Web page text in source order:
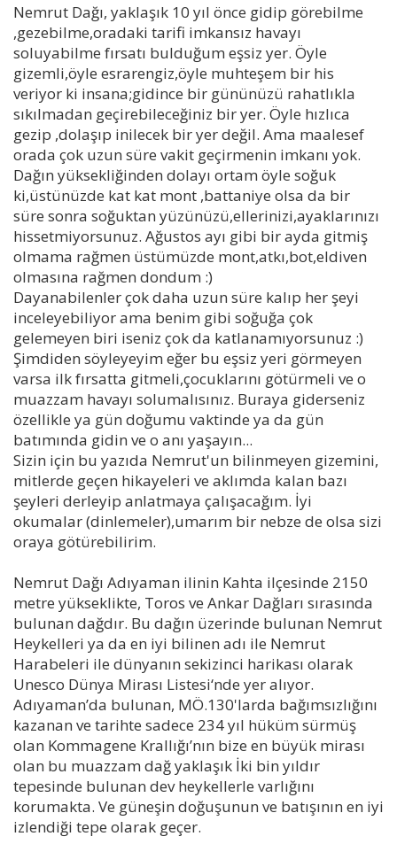
Nemrut Dağı, yaklaşık 10 yıl önce gidip görebilme
,gezebilme,oradaki tarifi imkansız havayı
soluyabilme fırsatı bulduğum eşsiz yer. Öyle
gizemli,öyle esrarengiz,öyle muhteşem bir his
veriyor ki insana;gidince bir gününüzü rahatlıkla
sıkılmadan geçirebileceğiniz bir yer. Öyle hızlıca
gezip ,dolaşıp inilecek bir yer değil. Ama maalesef
orada çok uzun süre vakit geçirmenin imkanı yok.
Dağın yüksekliğinden dolayı ortam öyle soğuk
ki,üstünüzde kat kat mont ,battaniye olsa da bir
süre sonra soğuktan yüzünüzü,ellerinizi,ayaklarınızı
hissetmiyorsunuz. Ağustos ayı gibi bir ayda gitmiş
olmama rağmen üstümüzde mont,atkı,bot,eldiven
olmasına rağmen dondum :)
Dayanabilenler çok daha uzun süre kalıp her şeyi
inceleyebiliyor ama benim gibi soğuğa çok
gelemeyen biri iseniz çok da katlanamıyorsunuz :)
Şimdiden söyleyeyim eğer bu eşsiz yeri görmeyen
varsa ilk fırsatta gitmeli,çocuklarını götürmeli ve o
muazzam havayı solumalısınız. Buraya giderseniz
özellikle ya gün doğumu vaktinde ya da gün
batımında gidin ve o anı yaşayın...
Sizin için bu yazıda Nemrut'un bilinmeyen gizemini,
mitlerde geçen hikayeleri ve aklımda kalan bazı
şeyleri derleyip anlatmaya çalışacağım. İyi
okumalar (dinlemeler),umarım bir nebze de olsa sizi
oraya götürebilirim.
Nemrut Dağı Adıyaman ilinin Kahta ilçesinde 2150
metre yükseklikte, Toros ve Ankar Dağları sırasında
bulunan dağdır. Bu dağın üzerinde bulunan Nemrut
Heykelleri ya da en iyi bilinen adı ile Nemrut
Harabeleri ile dünyanın sekizinci harikası olarak
Unesco Dünya Mirası Listesi‘nde yer alıyor.
Adıyaman’da bulunan, MÖ.130'larda bağımsızlığını
kazanan ve tarihte sadece 234 yıl hüküm sürmüş
olan Kommagene Krallığı’nın bize en büyük mirası
olan bu muazzam dağ yaklaşık İki bin yıldır
tepesinde bulunan dev heykellerle varlığını
korumakta. Ve güneşin doğuşunun ve batışının en iyi
izlendiği tepe olarak geçer.